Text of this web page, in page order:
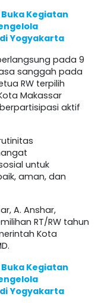
Kegiatan
Yogyakarta
pada 9
sanggah pada
RW terpilih
Makassar
aktif
untuk
aman, dan
A. Anshar,
RT/RW tahun
Kota
Kegiatan
Yogyakarta